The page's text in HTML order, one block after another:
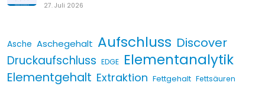
27. Juli 2026
Asche Aschegehalt Aufschluss Discover
Druckaufschluss EDGE Elementanalytik
Elementgehalt Extraktion Fettgehalt Fettsäuren